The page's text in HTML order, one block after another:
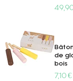
Prix
de
bois
Prix
7,10 €